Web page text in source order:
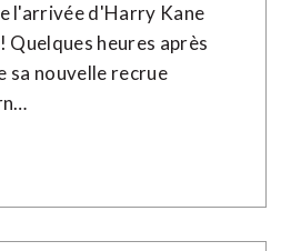
l'arrivée d'Harry Kane
heures après
nouvelle recrue